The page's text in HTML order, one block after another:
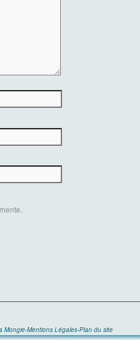
Mongie-Mentions Légales-Plan du site